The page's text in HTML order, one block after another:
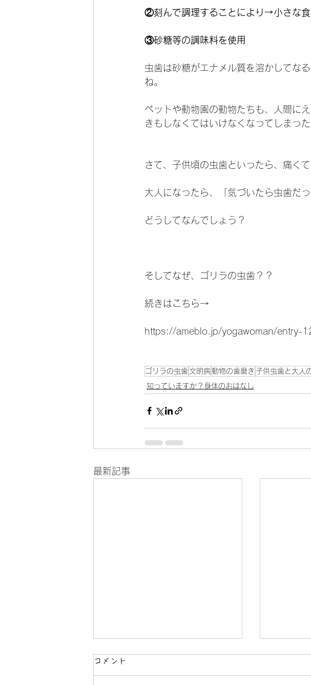
②刻んで調理することにより→小さな食
③砂糖等の調味料を使用
虫歯は砂糖がエナメル質を溶かしてな
ね。
ペットや動物園の動物たちも、人間に
きもしなくてはいけなくなってしまった
さて、子供頃の虫歯といったら、痛く
大人になったら、「気づいたら虫歯だ
どうしてなんでしょう？
そしてなぜ、ゴリラの虫歯？？
続きはこちら→
https://ameblo.jp/yogawoman/entry-
ゴリラの虫歯 文明病 動物の歯磨き 子供虫歯と大人
知っていますか？身体のおはなし
最新記事
コメント